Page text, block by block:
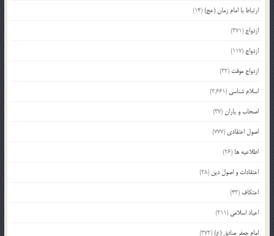
ارتباط با امام زمان (عج)(14)
ازدواج (371)
ازدواج (117)
ازدواج موقت (32)
اسلام شناسی (2,661)
اصحاب و یاران(37)
اصول اعتقادی (777)
اطلاعیه ها (26)
اعتقادات و اصول دین (28)
اعتکاف (43)
اعیاد اسلامی (211)
امام جعفر صادق (ع)(372)